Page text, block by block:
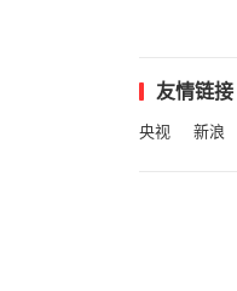
友情链接
央视 新浪